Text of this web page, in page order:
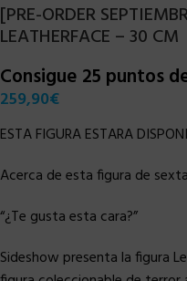
[PRE-ORDER
LEATHERFACE – 30 CM
Consigue 25 puntos
259,90€
ESTA FIGURA ESTARA
Acerca de esta figura de
“¿Te gusta esta cara?”
Sideshow presenta la figura